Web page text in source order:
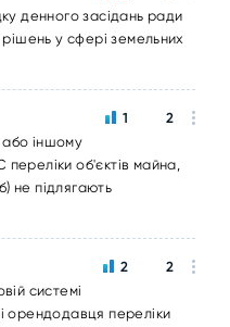
денного засідань ради
рішень у сфері земельних
іншому
об'єктів майна,
не підлягають
1 2
системі
орендодавця переліки
2 2